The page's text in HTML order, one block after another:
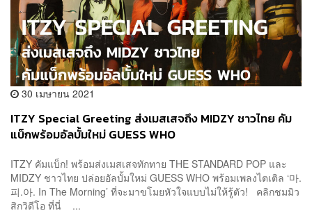
30 เมษายน 2021
ITZY Special Greeting ส่งเมสเสจถึง MIDZY ชาวไทย คัม
แบ็กพร้อมอัลบั้มใหม่ GUESS WHO
ITZY คัมแบ็ก! พร้อมส่งเมสเสจทักทาย THE STANDARD POP และ
MIDZY ชาวไทย ปล่อยอัลบั้มใหม่ GUESS WHO พร้อมเพลงไตเติล ‘마.
피.아. In The Morning’ ที่จะมาขโมยหัวใจแบบไม่ให้รู้ตัว! คลิกชมมิว
สิกวิดีโอ ที่นี่ ...